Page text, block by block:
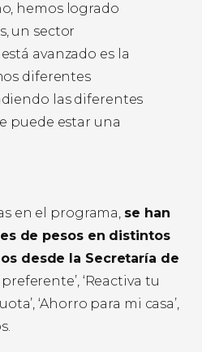
hemos logrado
un sector
avanzado es la
diferentes
las diferentes
puede estar una
en el programa, se han
de pesos en distintos
desde la Secretaría de
‘Reactiva tu
‘Ahorro para mi casa’,